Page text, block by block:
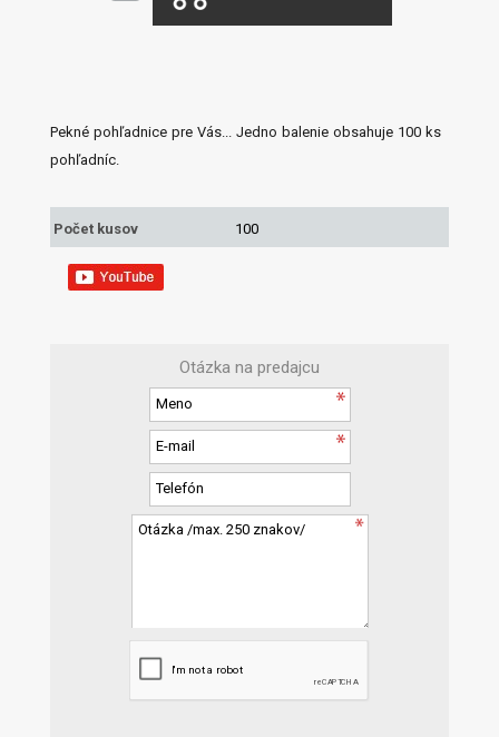
Pekné pohľadnice pre Vás... Jedno balenie obsahuje 100 ks
pohľadníc.
Počet kusov 100
Otázka na predajcu